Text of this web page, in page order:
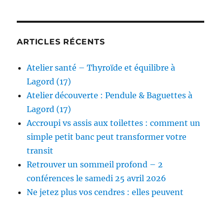
ARTICLES RÉCENTS
Atelier santé – Thyroïde et équilibre à
Lagord (17)
Atelier découverte : Pendule & Baguettes à
Lagord (17)
Accroupi vs assis aux toilettes : comment un
simple petit banc peut transformer votre
transit
Retrouver un sommeil profond – 2
conférences le samedi 25 avril 2026
Ne jetez plus vos cendres : elles peuvent